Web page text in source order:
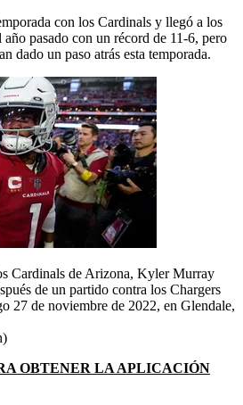
con los Cardinals y llegó a los
pasado con un récord de 11-6, pero
dado un paso atrás esta temporada.
Cardinals de Arizona, Kyler Murray
de un partido contra los Chargers
27 de noviembre de 2022, en Glendale,
OBTENER LA APLICACIÓN